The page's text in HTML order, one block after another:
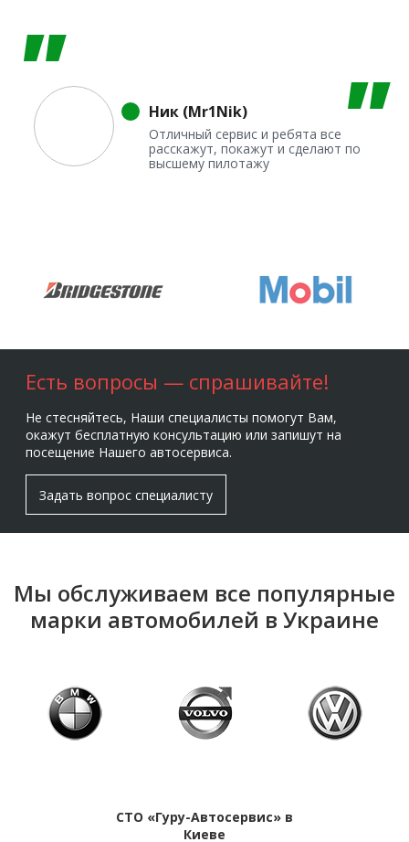
Ник (Mr1Nik)
Отличный сервис и ребята все
расскажут, покажут и сделают по
высшему пилотажу
Есть вопросы — спрашивайте!
Не стесняйтесь, Наши специалисты помогут Вам,
окажут бесплатную консультацию или запишут на
посещение Нашего автосервиса.
Задать вопрос специалисту
Мы обслуживаем все популярные
марки автомобилей в Украине
СТО «Гуру-Автосервис» в
Киеве